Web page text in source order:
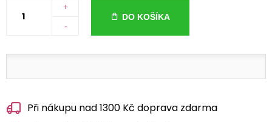
+
-
DO KOŠÍKA
Při nákupu nad 1300 Kč doprava zdarma